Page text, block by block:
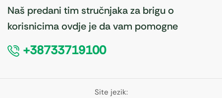
Naš predani tim stručnjaka za brigu o
korisnicima ovdje je da vam pomogne
+38733719100
Site jezik: